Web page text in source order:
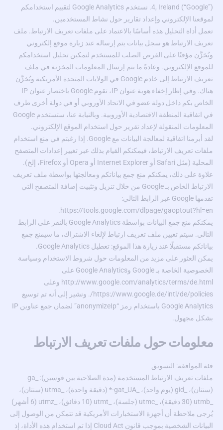
4, Ireland (“Google”). نستخدم Google Analytics لتقييم استخدامكم
لموقعنا الإلكتروني وإعداد تقارير حول نشاط المستخدمين.
تعمل أداة التحليل هذه أساسًا بالاعتماد على ملفات تعريف الارتباط. ملف
تعريف الارتباط هو سجل بيانات يتم إرساله عند زيارة موقع إلكتروني
ويُخزَّن مؤقتًا على القرص الصلب للمستخدم لتمكين تحليل استخدامكم
للموقع الإلكتروني. وعادةً ما يتم إرسال المعلومات المخزنة في ملف
تعريف الارتباط إلى خادم Google في الولايات المتحدة الأمريكية وتُخزَّن
هناك. وفي إطار إخفاء هوية عنوان IP، تقوم Google باختصار عنوان IP
الخاص بكم داخل دولة عضو في الاتحاد الأوروبي أو في دولة أخرى طرف
في اتفاقية المنطقة الاقتصادية الأوروبية. وبالنيابة عنا، ستستخدم Google
المعلومات المنقولة لإعداد تقرير حول استخدام الموقع الإلكتروني.
لقد أبرمنا اتفاقية لمعالجة البيانات مع Google. إذا رغبتم في منع استخدام
ملفات تعريف الارتباط، فيمكنكم القيام بذلك عبر تغيير إعدادات المتصفح
المحلية (مثل Safari أو Internet Explorer أو Opera أو Firefox، إلخ).
علاوة على ذلك، يمكنكم منع جمع بياناتكم ومعالجتها بواسطة ملف تعريف
الارتباط الخاص بـ Google من خلال تنزيل وتثبيت إضافة المتصفح التي
تقدمها Google عبر الرابط التالي:
https://tools.google.com/dlpage/gaoptout?hl=en.
يمكنكم منع جمع البيانات بواسطة Google Analytics بالنقر على الرابط
التالي. سيتم تعيين ملف تعريف ارتباط لإلغاء الاشتراك، ما سيمنع جمع
بياناتكم مستقبلًا عند زيارة هذا الموقع: تعطيل Google Analytics.
يمكن العثور على مزيد من المعلومات حول شروط الاستخدام وسياسة
الخصوصية الخاصة بـ Google وGoogle Analytics على
http://www.google.com/analytics/terms/de.html وعلى
https://www.google.de/intl/de/policies/
. ونشير إلى أنه تم توسيع
Google Analytics باستخدام رمز “anonymizeIp” لضمان جمع عناوين IP
بشكل مجهول.
معلومات حول ملفات تعريف الارتباط
فئة الموافقة: التسويق
ملفات تعريف الارتباط المستخدمة (مدة الصلاحية بين قوسين): _ga
(سنتان)، _gid (يوم واحد)، _gat_UA-* (دقيقة واحدة)، _utma (سنتان)،
يُرجى ملاحظة أن أجهزة الاستخبارات الأمريكية قد تتمكن من الوصول إلى
البيانات الشخصية بموجب قانون Cloud Act إذا تم استخدام هذه الأداة، إذ